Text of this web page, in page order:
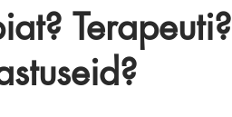
Terapeuti?